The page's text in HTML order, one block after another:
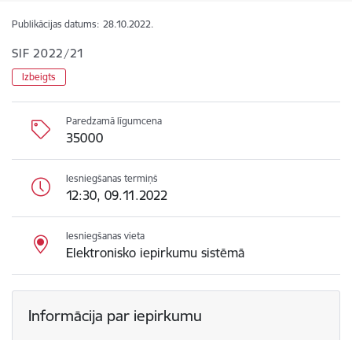
Publikācijas datums: 28.10.2022.
SIF 2022/21
Izbeigts
Paredzamā līgumcena
35000
Iesniegšanas termiņš
12:30, 09.11.2022
Iesniegšanas vieta
Elektronisko iepirkumu sistēmā
Informācija par iepirkumu